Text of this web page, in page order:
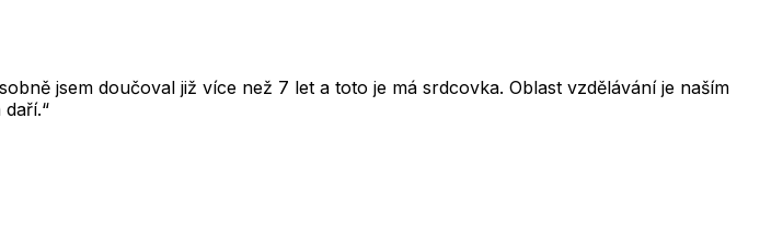
jsem doučoval již více než 7 let a toto je má srdcovka. Oblast vzdělávání je naším